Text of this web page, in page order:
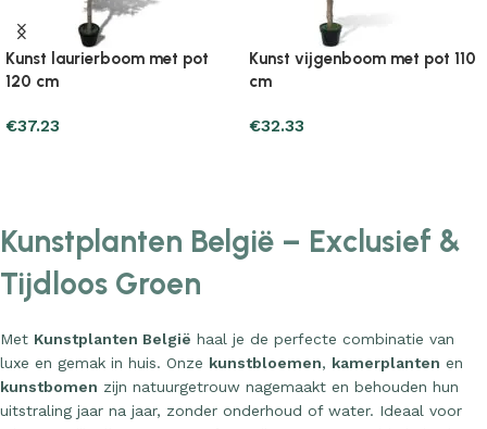
Kunst laurierboom met pot
120 cm
€37.23
Kunst vijgenboom met pot 110
cm
€32.33
Kunstplanten België – Exclusief &
Tijdloos Groen
Met Kunstplanten België haal je de perfecte combinatie van
luxe en gemak in huis. Onze kunstbloemen, kamerplanten en
kunstbomen zijn natuurgetrouw nagemaakt en behouden hun
uitstraling jaar na jaar, zonder onderhoud of water. Ideaal voor